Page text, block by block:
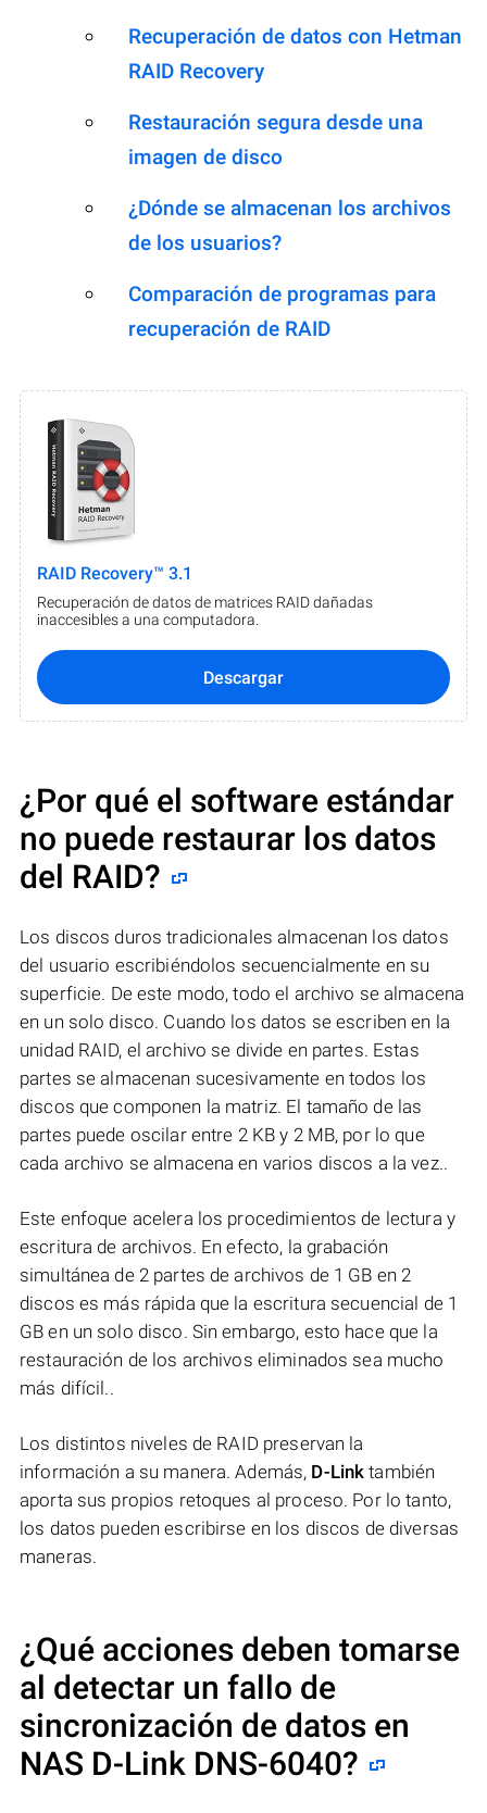
Recuperación de datos con Hetman
RAID Recovery
Restauración segura desde una
imagen de disco
¿Dónde se almacenan los archivos
de los usuarios?
Comparación de programas para
recuperación de RAID
RAID Recovery™ 3.1
Recuperación de datos de matrices RAID dañadas
inaccesibles a una computadora.
Descargar
¿Por qué el software estándar
no puede restaurar los datos
del RAID?
Los discos duros tradicionales almacenan los datos
del usuario escribiéndolos secuencialmente en su
superficie. De este modo, todo el archivo se almacena
en un solo disco. Cuando los datos se escriben en la
unidad RAID, el archivo se divide en partes. Estas
partes se almacenan sucesivamente en todos los
discos que componen la matriz. El tamaño de las
partes puede oscilar entre 2 KB y 2 MB, por lo que
cada archivo se almacena en varios discos a la vez..
Este enfoque acelera los procedimientos de lectura y
escritura de archivos. En efecto, la grabación
simultánea de 2 partes de archivos de 1 GB en 2
discos es más rápida que la escritura secuencial de 1
GB en un solo disco. Sin embargo, esto hace que la
restauración de los archivos eliminados sea mucho
más difícil..
Los distintos niveles de RAID preservan la
información a su manera. Además, D-Link también
aporta sus propios retoques al proceso. Por lo tanto,
los datos pueden escribirse en los discos de diversas
maneras.
¿Qué acciones deben tomarse
al detectar un fallo de
sincronización de datos en
NAS D-Link DNS-6040?